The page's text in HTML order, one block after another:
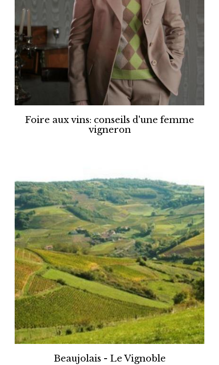
Foire aux vins: conseils d'une femme
vigneron
Beaujolais - Le Vignoble